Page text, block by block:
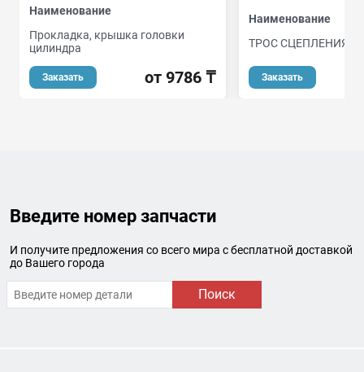
Наименование
Прокладка, крышка головки
цилиндра
Заказать от 9786 ₸
Наименование
ТРОС СЦЕПЛЕНИЯ
Заказать
Введите номер запчасти
И получите предложения со всего мира с бесплатной доставкой
до Вашего города
Поиск